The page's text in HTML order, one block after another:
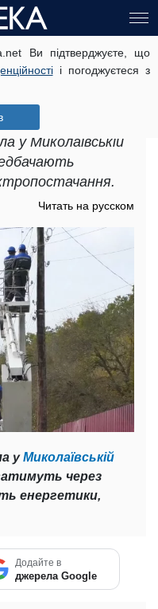
Ви підтверджуєте, що
і погоджуєтеся з
у
не пощастить
у Миколаївській
Читать на русском
уМиколаївській
через
енергетики,
Додайте в
джерела Google